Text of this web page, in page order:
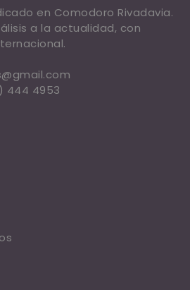
en Comodoro Rivadavia.
a la actualidad, con
444 4953